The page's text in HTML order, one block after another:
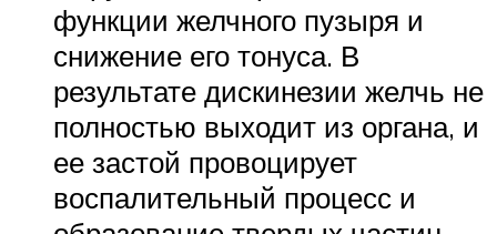
функции желчного пузыря и
снижение его тонуса. В
результате дискинезии желчь не
полностью выходит из органа, и
ее застой провоцирует
воспалительный процесс и